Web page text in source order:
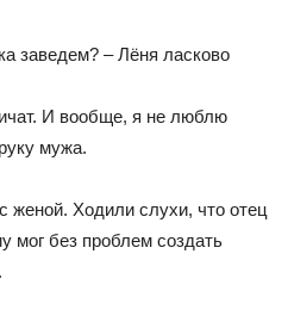
заведем? – Лёня ласково
И вообще, я не люблю
мужа.
женой. Ходили слухи, что отец
мог без проблем создать